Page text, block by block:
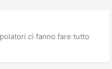
ci fanno fare tutto